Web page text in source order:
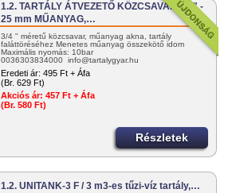
1.2. TARTÁLY ÁTVEZETŐ KÖZCSAVAR 3/4" -
25 mm MŰANYAG,…
3/4 " méretű közcsavar, műanyag akna, tartály
faláttöréséhez Menetes műanyag összekötő idom
Maximális nyomás: 10bar
0036303834000 info@tartalygyar.hu
Eredeti ár: 495 Ft + Áfa
(Br. 629 Ft)
Akciós ár: 457 Ft + Áfa
(Br. 580 Ft)
Részletek
1.2. UNITANK-3 F / 3 m3-es tűzi-víz tartály,…